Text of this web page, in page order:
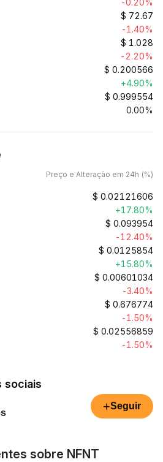
-0.20%
$ 72.67
-1.40%
$ 1.028
-2.20%
$ 0.200566
+4.90%
$ 0.999554
0.00%
Preço e Alteração em 24h (%)
$ 0.02121606
+17.80%
$ 0.093954
-12.40%
$ 0.0125854
+15.80%
$ 0.00601034
-3.40%
$ 0.676774
-1.50%
$ 0.02556859
-1.50%
sociais
+Seguir
sobre NFNT